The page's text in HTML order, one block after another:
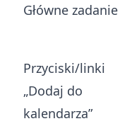
Główne zadanie
Przyciski/linki
„Dodaj do
kalendarza”